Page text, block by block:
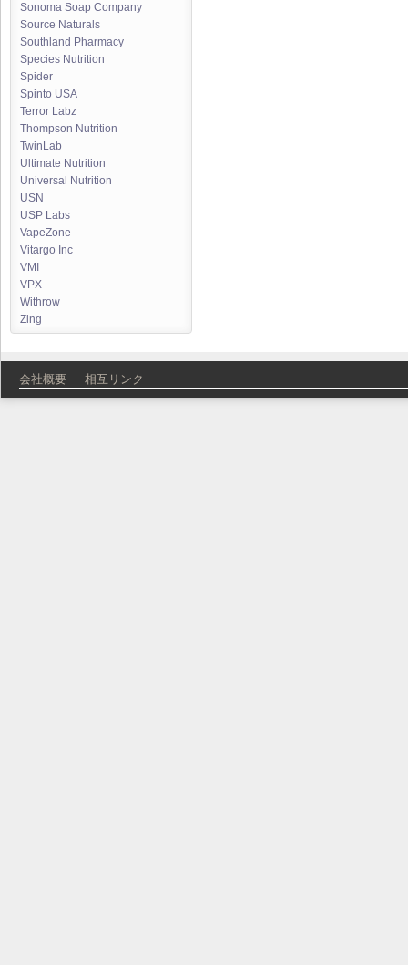
Sonoma Soap Company
Source Naturals
Southland Pharmacy
Species Nutrition
Spider
Spinto USA
Terror Labz
Thompson Nutrition
TwinLab
Ultimate Nutrition
Universal Nutrition
USN
USP Labs
VapeZone
Vitargo Inc
VMI
VPX
Withrow
Zing
会社概要 相互リンク